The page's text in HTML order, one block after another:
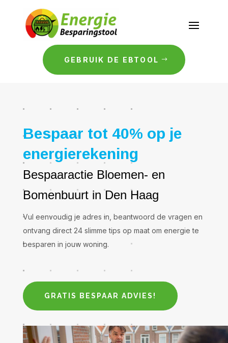
GEBRUIK DE EBTOOL
Bespaar tot 40% op je
energierekening
Bespaaractie Bloemen- en
Bomenbuurt in Den Haag
Vul eenvoudig je adres in, beantwoord de vragen en
ontvang direct 24 slimme tips op maat om energie te
besparen in jouw woning.
GRATIS BESPAAR ADVIES!